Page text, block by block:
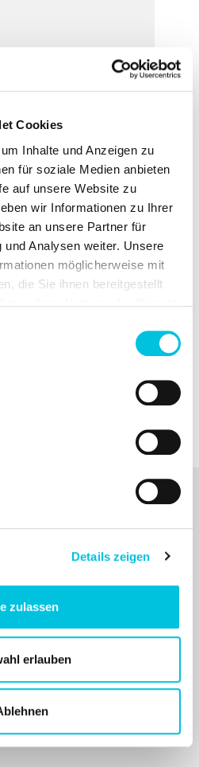
Cookies
Inhalte und Anzeigen zu
für soziale Medien anbieten
auf unsere Website zu
wir Informationen zu Ihrer
an unsere Partner für
Analysen weiter. Unsere
möglicherweise mit
die Sie ihnen bereitgestellt
Details zeigen
zulassen
erlauben
70